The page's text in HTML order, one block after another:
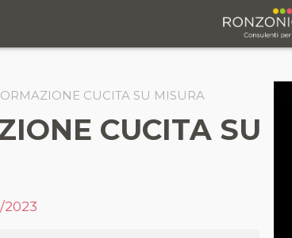
CUCITA SU MISURA
CUCITA SU
2023